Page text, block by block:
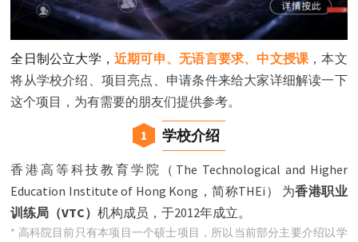
全日制公立大学，近期可申、无语言要求、中文授课 ，本文
将从学校介绍、项目亮点、申请条件来给大家详细解读一下
这个项目，为有需要的朋友们提供参考。
1 学校介绍
香港高等科技教育学院（The Technological and Higher
Education Institute of Hong Kong，简称THEi） 为香港职业
训练局（VTC）机构成员，于2012年成立。
* 高科院目前只有本项目一个硕士项目，所以当前部分主要介绍以学